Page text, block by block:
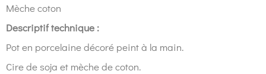
Mèche coton
Descriptif technique :
Pot en porcelaine décoré peint à la main.
Cire de soja et mèche de coton.